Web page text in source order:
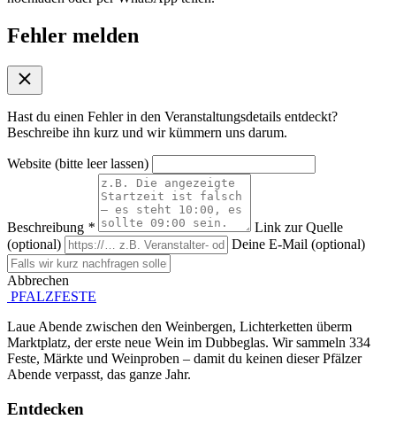
Fehler melden
Hast du einen Fehler in den Veranstaltungsdetails entdeckt?
Beschreibe ihn kurz und wir kümmern uns darum.
Website (bitte leer lassen)
Beschreibung *
Link zur Quelle
(optional)
Deine E-Mail (optional)
Abbrechen
PFALZFESTE
Laue Abende zwischen den Weinbergen, Lichterketten überm
Marktplatz, der erste neue Wein im Dubbeglas. Wir sammeln 334
Feste, Märkte und Weinproben – damit du keinen dieser Pfälzer
Abende verpasst, das ganze Jahr.
Entdecken